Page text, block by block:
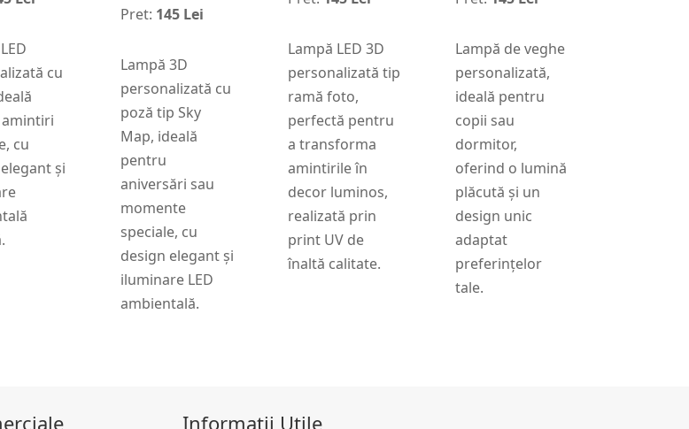
cu
cu
și
Pret: 145 Lei
Lampă 3D
personalizată cu
poză tip Sky
Map, ideală
pentru
aniversări sau
momente
speciale, cu
design elegant și
iluminare LED
ambientală.
Lampă LED 3D
personalizată tip
ramă foto,
perfectă pentru
a transforma
amintirile în
decor luminos,
realizată prin
print UV de
înaltă calitate.
Lampă de veghe
personalizată,
ideală pentru
copii sau
dormitor,
oferind o lumină
plăcută și un
design unic
adaptat
preferințelor
tale.
Informații Utile